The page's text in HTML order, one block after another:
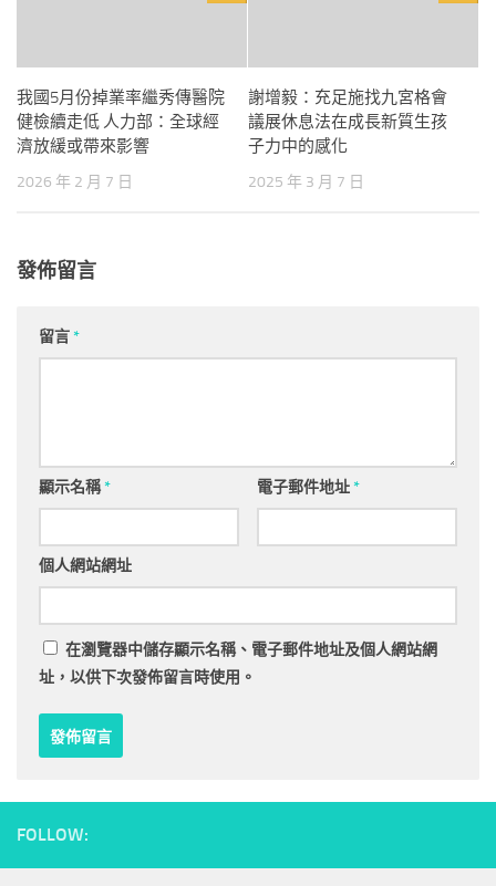
我國5月份掉業率繼秀傳醫院
健檢續走低 人力部：全球經
濟放緩或帶來影響
2026 年 2 月 7 日
謝增毅：充足施找九宮格會
議展休息法在成長新質生孩
子力中的感化
2025 年 3 月 7 日
發佈留言
留言*
顯示名稱* 電子郵件地址*
個人網站網址
在瀏覽器中儲存顯示名稱、電子郵件地址及個人網站網
址，以供下次發佈留言時使用。
FOLLOW: